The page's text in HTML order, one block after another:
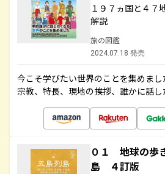
１９７ヵ国と４７
解説
旅の図鑑
2024.07.18 発売
今こそ学びたい世界のことを集めまし
宗教、特長、現地の挨拶、誰かに話し
０１ 地球の
島 ４訂版